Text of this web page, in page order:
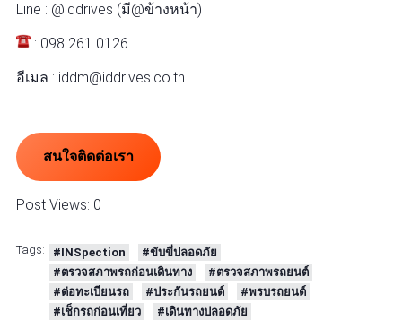
Line : @iddrives (มี@ข้างหน้า)
: 098 261 0126
อีเมล : iddm@iddrives.co.th
สนใจติดต่อเรา
Post Views: 0
Tags: #INSpection
#ขับขี่ปลอดภัย
#ตรวจสภาพรถก่อนเดินทาง
#ตรวจสภาพรถยนต์
#ต่อทะเบียนรถ
#ประกันรถยนต์
#พรบรถยนต์
#เช็กรถก่อนเที่ยว
#เดินทางปลอดภัย